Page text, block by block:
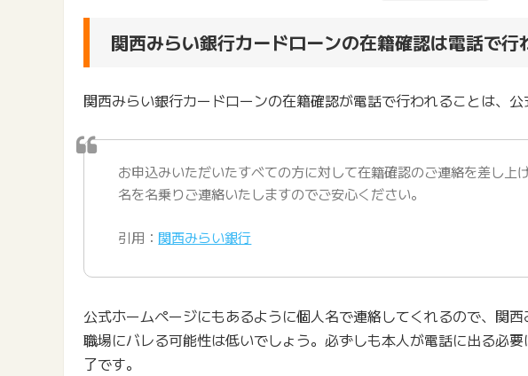
関西みらい銀行カードローンの在籍確認は電話で行
関西みらい銀行カードローンの在籍確認が電話で行われることは、公
お申込みいただいたすべての方に対して在籍確認のご連絡を差し上
名を名乗りご連絡いたしますのでご安心ください。
引用： 関西みらい銀行
公式ホームページにもあるように個人名で連絡してくれるので、関
職場にバレる可能性は低いでしょう。必ずしも本人が電話に出る必
了です。